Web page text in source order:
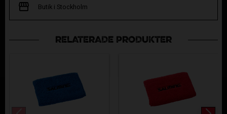
Butik i Stockholm
RELATERADE PRODUKTER